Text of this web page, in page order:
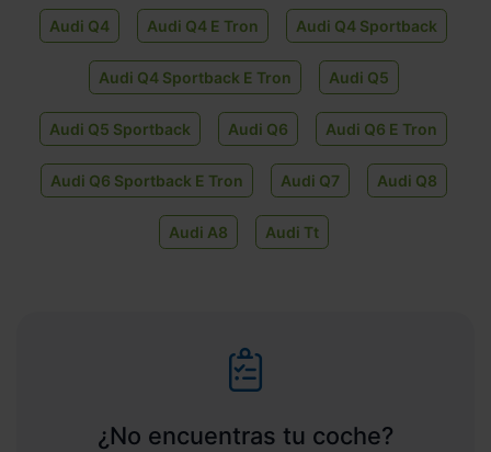
Audi Q4 Audi Q4 E Tron Audi Q4 Sportback
Audi Q4 Sportback E Tron Audi Q5
Audi Q5 Sportback Audi Q6 Audi Q6 E Tron
Audi Q6 Sportback E Tron Audi Q7 Audi Q8
Audi A8 Audi Tt
¿No encuentras tu coche?